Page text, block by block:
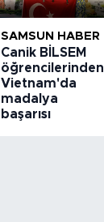
SAMSUN HABER
Canik BİLSEM
öğrencilerinden
Vietnam'da
madalya
başarısı